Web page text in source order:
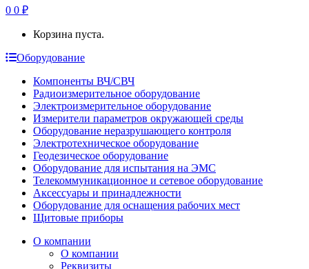
0 0 ₽
Корзина пуста.
Оборудование
Компоненты ВЧ/СВЧ
Радиоизмерительное оборудование
Электроизмерительное оборудование
Измерители параметров окружающей среды
Оборудование неразрушающего контроля
Электротехническое оборудование
Геодезическое оборудование
Оборудование для испытания на ЭМС
Телекоммуникационное и сетевое оборудование
Аксессуары и принадлежности
Оборудование для оснащения рабочих мест
Щитовые приборы
О компании
О компании
Реквизиты